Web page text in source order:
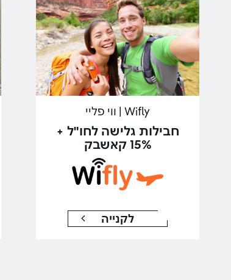
Wifly | ווי פליי
חבילות גלישה לחו"ל +
15% קאשבק
לקנייה